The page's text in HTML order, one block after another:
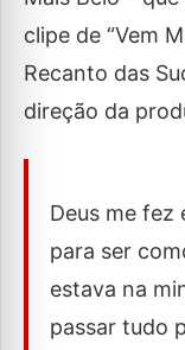
clipe de “Vem
Recanto das
direção da
Deus me fez
para ser
estava na
passar tudo